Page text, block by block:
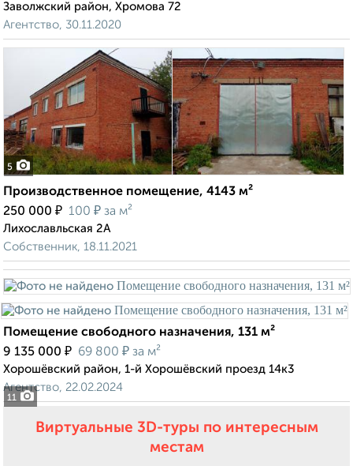
Заволжский район, Хромова 72
Агентство, 30.11.2020
5
Производственное помещение, 4143 м²
250 000 ₽ 100 ₽ за м²
Лихославльская 2А
Собственник, 18.11.2021
11
Помещение свободного назначения, 131 м²
9 135 000 ₽ 69 800 ₽ за м²
Хорошёвский район, 1-й Хорошёвский проезд 14к3
Агентство, 22.02.2024
Виртуальные 3D-туры по интересным
местам